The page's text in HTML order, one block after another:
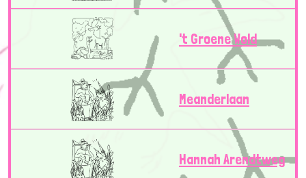
't Groene Wold
Meanderlaan
Hannah Arendtweg